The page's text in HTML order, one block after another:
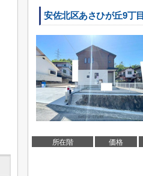
安佐北区あさひが丘9丁目
所在階 価格